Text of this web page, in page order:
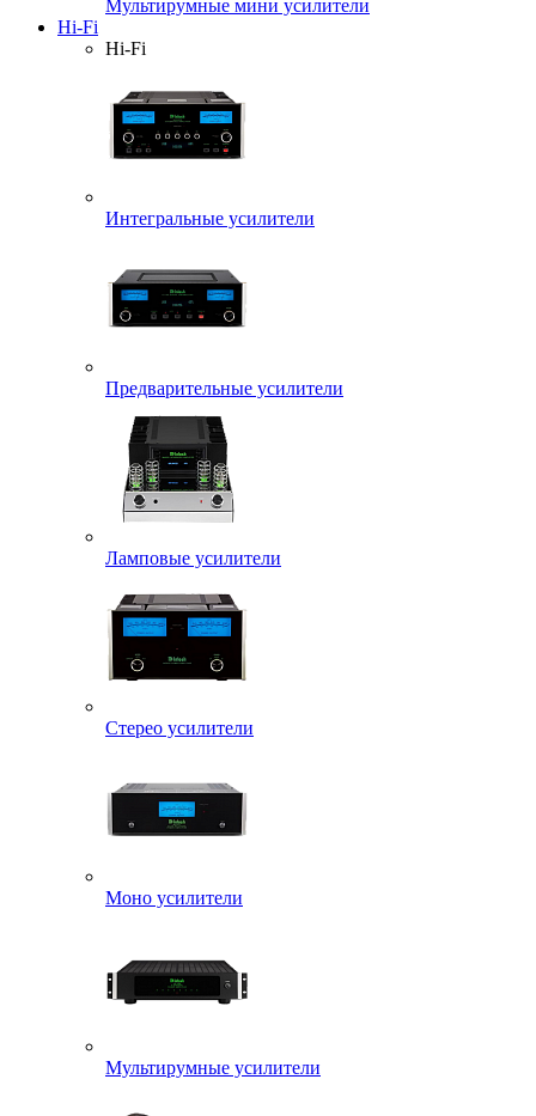
Мультирумные мини усилители
Hi-Fi
Hi-Fi
Интегральные усилители
Предварительные усилители
Ламповые усилители
Стерео усилители
Моно усилители
Мультирумные усилители